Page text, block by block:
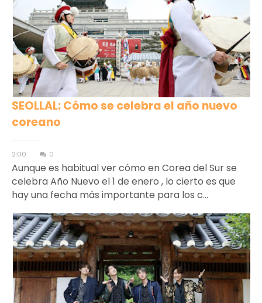
SEOLLAL: Cómo se celebra el año nuevo
coreano
2:00 0
Aunque es habitual ver cómo en Corea del Sur se
celebra Año Nuevo el 1 de enero , lo cierto es que
hay una fecha más importante para los c...